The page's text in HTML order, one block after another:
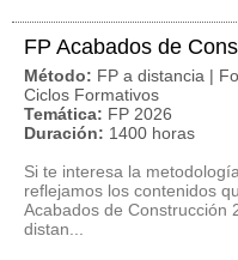
FP Acabados de
Método: FP a distancia |
Ciclos Formativos
Temática: FP 2026
Duración: 1400 horas
Si te interesa la
reflejamos los contenidos
Acabados de Construcción
distan...